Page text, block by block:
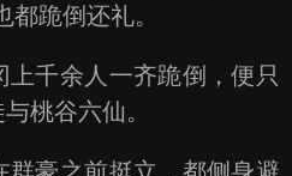
都跪倒还礼。
千余人一齐跪倒，便只
桃谷六仙。
豪之前挺立，都侧身避